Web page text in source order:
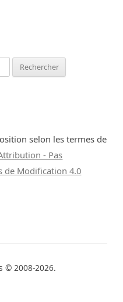
selon les termes de
- Pas
de Modification 4.0
© 2008-2026.